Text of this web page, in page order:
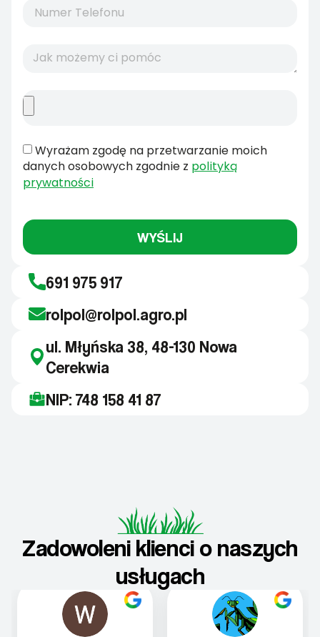
Wyrażam zgodę na przetwarzanie moich
danych osobowych zgodnie z polityką
prywatności
WYŚLIJ
691 975 917
rolpol@rolpol.agro.pl
ul. Młyńska 38, 48-130 Nowa
Cerekwia
NIP: 748 158 41 87
Zadowoleni klienci o naszych
usługach